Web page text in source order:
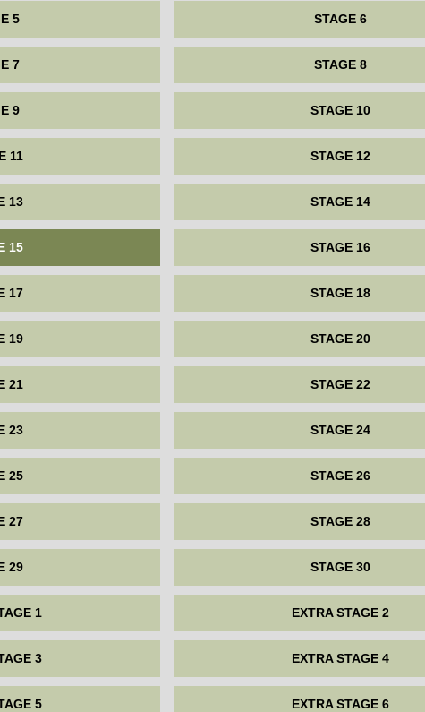
5 STAGE 6
7 STAGE 8
9 STAGE 10
11 STAGE 12
13 STAGE 14
15 STAGE 16
17 STAGE 18
19 STAGE 20
21 STAGE 22
23 STAGE 24
25 STAGE 26
27 STAGE 28
29 STAGE 30
1 EXTRA STAGE 2
3 EXTRA STAGE 4
5 EXTRA STAGE 6